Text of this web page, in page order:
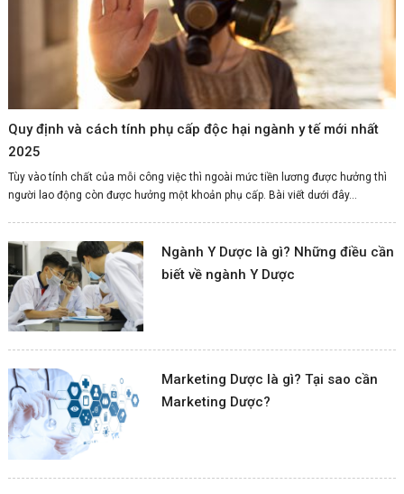
Quy định và cách tính phụ cấp độc hại ngành y tế mới nhất
2025
Tùy vào tính chất của mỗi công việc thì ngoài mức tiền lương được hưởng thì
người lao động còn được hưởng một khoản phụ cấp. Bài viết dưới đây...
Ngành Y Dược là gì? Những điều cần
biết về ngành Y Dược
Marketing Dược là gì? Tại sao cần
Marketing Dược?